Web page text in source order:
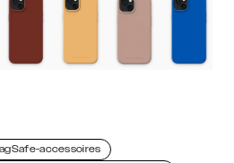
accessoires